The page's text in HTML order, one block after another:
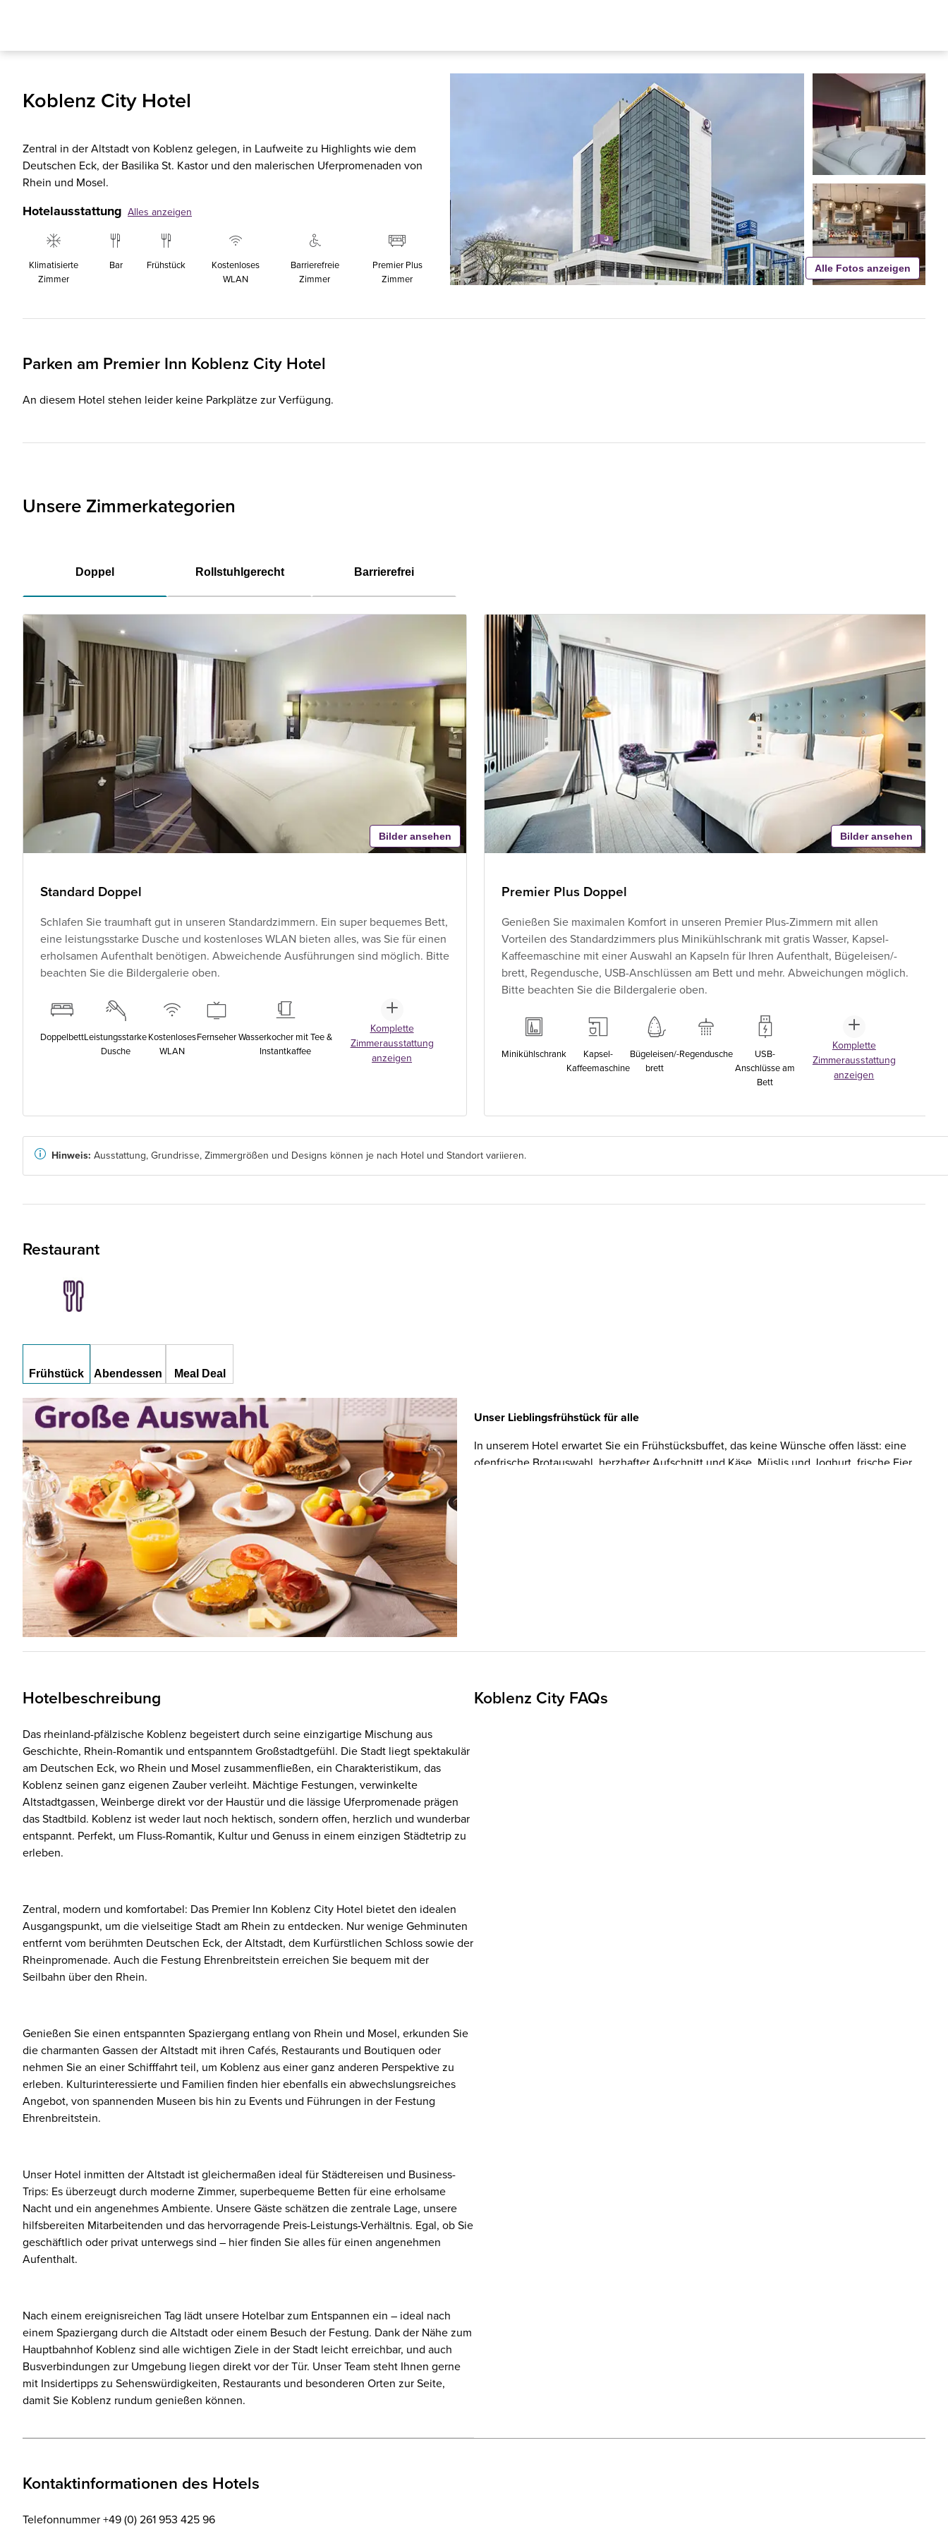
Koblenz City Hotel
Zentral in der Altstadt von Koblenz gelegen, in Laufweite zu Highlights wie dem
Deutschen Eck, der Basilika St. Kastor und den malerischen Uferpromenaden von
Rhein und Mosel.
Hotelausstattung Alles anzeigen
Klimatisierte
Zimmer
Bar Frühstück
Kostenloses
WLAN
Barrierefreie
Zimmer
Premier Plus
Zimmer
Alle Fotos anzeigen
Parken am Premier Inn Koblenz City Hotel
An diesem Hotel stehen leider keine Parkplätze zur Verfügung.
Unsere Zimmerkategorien
Doppel Rollstuhlgerecht Barrierefrei
Bilder ansehen
Standard Doppel
Schlafen Sie traumhaft gut in unseren Standardzimmern. Ein super bequemes Bett,
eine leistungsstarke Dusche und kostenloses WLAN bieten alles, was Sie für einen
erholsamen Aufenthalt benötigen. Abweichende Ausführungen sind möglich. Bitte
beachten Sie die Bildergalerie oben.
DoppelbettLeistungsstarke
Dusche
Kostenloses
WLAN
FernseherWasserkocher mit Tee &
Instantkaffee
Komplette
Zimmerausstattung
anzeigen
Bilder ansehen
Premier Plus Doppel
Genießen Sie maximalen Komfort in unseren Premier Plus-Zimmern mit allen
Vorteilen des Standardzimmers plus Minikühlschrank mit gratis Wasser, Kapsel-
Kaffeemaschine mit einer Auswahl an Kapseln für Ihren Aufenthalt, Bügeleisen/-
brett, Regendusche, USB-Anschlüssen am Bett und mehr. Abweichungen möglich.
Bitte beachten Sie die Bildergalerie oben.
Minikühlschrank
Kapsel-
Kaffeemaschine
Bügeleisen/-
brett
Regendusche
USB-
Anschlüsse am
Bett
Komplette
Zimmerausstattung
anzeigen
Hinweis: Ausstattung, Grundrisse, Zimmergrößen und Designs können je nach Hotel und Standort variieren.
Restaurant
Frühstück Abendessen Meal Deal
Unser Lieblingsfrühstück für alle
In unserem Hotel erwartet Sie ein Frühstücksbuffet, das keine Wünsche offen lässt: eine
ofenfrische Brotauswahl, herzhafter Aufschnitt und Käse, Müslis und Joghurt, frische Eier,
Hotelbeschreibung
Das rheinland-pfälzische Koblenz begeistert durch seine einzigartige Mischung aus
Geschichte, Rhein-Romantik und entspanntem Großstadtgefühl. Die Stadt liegt spektakulär
am Deutschen Eck, wo Rhein und Mosel zusammenfließen, ein Charakteristikum, das
Koblenz seinen ganz eigenen Zauber verleiht. Mächtige Festungen, verwinkelte
Altstadtgassen, Weinberge direkt vor der Haustür und die lässige Uferpromenade prägen
das Stadtbild. Koblenz ist weder laut noch hektisch, sondern offen, herzlich und wunderbar
entspannt. Perfekt, um Fluss-Romantik, Kultur und Genuss in einem einzigen Städtetrip zu
erleben.
Zentral, modern und komfortabel: Das Premier Inn Koblenz City Hotel bietet den idealen
Ausgangspunkt, um die vielseitige Stadt am Rhein zu entdecken. Nur wenige Gehminuten
entfernt vom berühmten Deutschen Eck, der Altstadt, dem Kurfürstlichen Schloss sowie der
Rheinpromenade. Auch die Festung Ehrenbreitstein erreichen Sie bequem mit der
Seilbahn über den Rhein.
Genießen Sie einen entspannten Spaziergang entlang von Rhein und Mosel, erkunden Sie
die charmanten Gassen der Altstadt mit ihren Cafés, Restaurants und Boutiquen oder
nehmen Sie an einer Schifffahrt teil, um Koblenz aus einer ganz anderen Perspektive zu
erleben. Kulturinteressierte und Familien finden hier ebenfalls ein abwechslungsreiches
Angebot, von spannenden Museen bis hin zu Events und Führungen in der Festung
Ehrenbreitstein.
Unser Hotel inmitten der Altstadt ist gleichermaßen ideal für Städtereisen und Business-
Trips: Es überzeugt durch moderne Zimmer, superbequeme Betten für eine erholsame
Nacht und ein angenehmes Ambiente. Unsere Gäste schätzen die zentrale Lage, unsere
hilfsbereiten Mitarbeitenden und das hervorragende Preis-Leistungs-Verhältnis. Egal, ob Sie
geschäftlich oder privat unterwegs sind – hier finden Sie alles für einen angenehmen
Aufenthalt.
Nach einem ereignisreichen Tag lädt unsere Hotelbar zum Entspannen ein – ideal nach
einem Spaziergang durch die Altstadt oder einem Besuch der Festung. Dank der Nähe zum
Hauptbahnhof Koblenz sind alle wichtigen Ziele in der Stadt leicht erreichbar, und auch
Busverbindungen zur Umgebung liegen direkt vor der Tür. Unser Team steht Ihnen gerne
mit Insidertipps zu Sehenswürdigkeiten, Restaurants und besonderen Orten zur Seite,
damit Sie Koblenz rundum genießen können.
Koblenz City FAQs
Kontaktinformationen des Hotels
Telefonnummer +49 (0) 261 953 425 96